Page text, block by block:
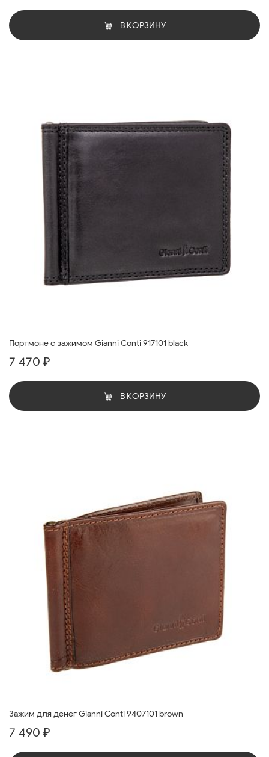
В КОРЗИНУ
Портмоне с зажимом Gianni Conti 917101 black
7 470 ₽
В КОРЗИНУ
Зажим для денег Gianni Conti 9407101 brown
7 490 ₽